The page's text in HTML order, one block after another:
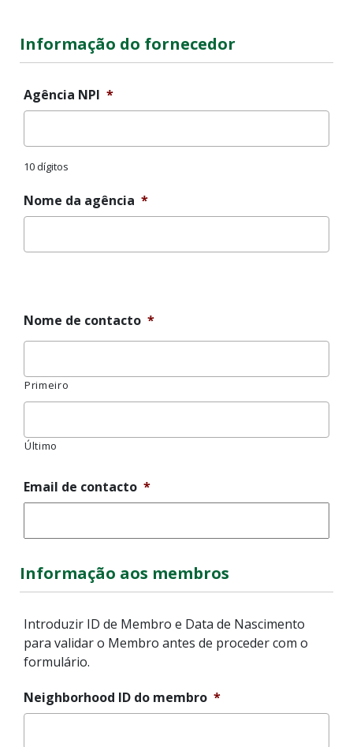
Informação do fornecedor
Agência NPI *
10 dígitos
Nome da agência *
Nome de contacto *
Primeiro
Último
Email de contacto *
Informação aos membros
Introduzir ID de Membro e Data de Nascimento
para validar o Membro antes de proceder com o
formulário.
Neighborhood ID do membro *